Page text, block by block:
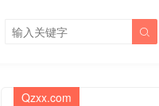

Qzxx.com